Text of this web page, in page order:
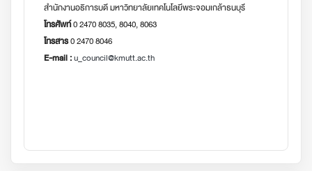
สำนักงานอธิการบดี มหาวิทยาลัยเทคโนโลยีพระจอมเกล้าธนบุรี
โทรศัพท์0 2470 8035, 8040, 8063
โทรสาร0 2470 8046
E-mail :u_council@kmutt.ac.th